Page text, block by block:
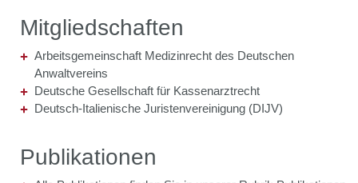
Mitgliedschaften
Arbeitsgemeinschaft Medizinrecht des Deutschen
Anwaltvereins
Deutsche Gesellschaft für Kassenarztrecht
Deutsch-Italienische Juristenvereinigung (DIJV)
Publikationen